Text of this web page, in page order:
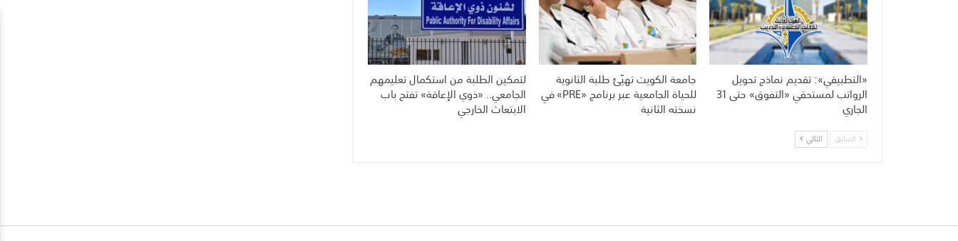
«التطبيقي»: تقديم نماذج تحويل
الرواتب لمستحقي «التفوق» حتى 31
الجاري
جامعة الكويت تهيّئ طلبة الثانوية
للحياة الجامعية عبر برنامج «PRE» في
نسخته الثانية
لتمكين الطلبة من استكمال تعليمهم
الجامعي.. «ذوي الإعاقة» تفتح باب
الابتعاث الخارجي
السابق التالي